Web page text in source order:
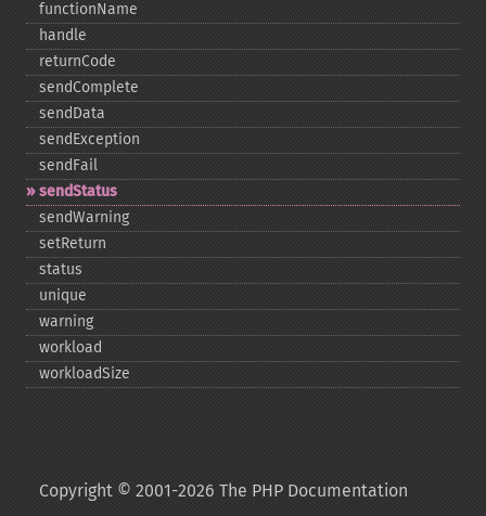
functionName
handle
returnCode
sendComplete
sendData
sendException
sendFail
sendStatus
sendWarning
setReturn
status
unique
warning
workload
workloadSize
Copyright © 2001-2026 The PHP Documentation